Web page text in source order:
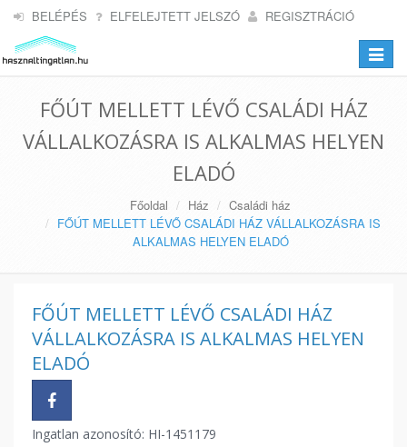
BELÉPÉS ELFELEJTETT JELSZÓ REGISZTRÁCIÓ
Toggle
FŐÚT MELLETT LÉVŐ CSALÁDI HÁZ
VÁLLALKOZÁSRA IS ALKALMAS HELYEN
ELADÓ
Főoldal Ház
Családi ház
FŐÚT MELLETT LÉVŐ CSALÁDI HÁZ VÁLLALKOZÁSRA IS
ALKALMAS HELYEN ELADÓ
FŐÚT MELLETT LÉVŐ CSALÁDI HÁZ
VÁLLALKOZÁSRA IS ALKALMAS HELYEN
ELADÓ
Ingatlan azonosító: HI-1451179